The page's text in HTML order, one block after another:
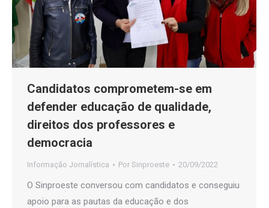
Candidatos comprometem-se em
defender educação de qualidade,
direitos dos professores e
democracia
Informação Jornalística Por Sinproeste 20/09/2022
O Sinproeste conversou com candidatos e conseguiu
apoio para as pautas da educação e dos